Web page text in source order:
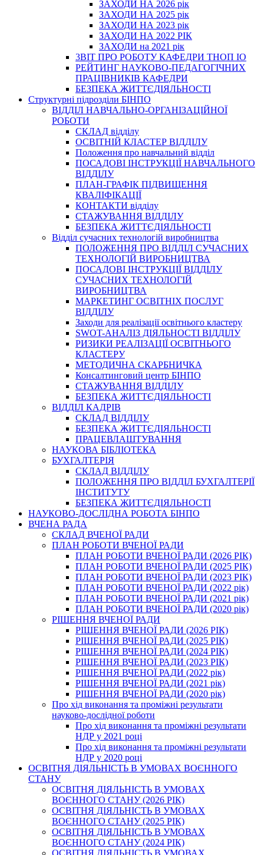
ЗАХОДИ НА 2026 рік
ЗАХОДИ НА 2025 рік
ЗАХОДИ НА 2023 рік
ЗАХОДИ НА 2022 РІК
ЗАХОДИ на 2021 рік
3BIT ПРО РОБОТУ КАФЕДРИ ТНОП ІО
РЕЙТИНГ НАУКОВО-ПЕДАГОГІЧНИХ
ПРАЦІВНИКІВ КАФЕДРИ
БЕЗПЕКА ЖИТТЄДІЯЛЬНОСТІ
Структурні підрозділи БІНПО
ВІДДІЛ НАВЧАЛЬНО-ОРГАНІЗАЦІЙНОЇ
РОБОТИ
СКЛАД відділу
ОСВІТНІЙ КЛАСТЕР ВІДДІЛУ
Положення про навчальний вiддiл
ПОСАДОВІ ІНСТРУКЦІЇ НАВЧАЛЬНОГО
ВІДДІЛУ
ПЛАН-ГРАФІК ПІДВИЩЕННЯ
КВАЛІФІКАЦІЇ
КОНТАКТИ відділу
СТАЖУВАННЯ ВІДДІЛУ
БЕЗПЕКА ЖИТТЄДІЯЛЬНОСТІ
Відділ сучасних технологій виробництва
ПОЛОЖЕННЯ ПРО ВІДДІЛ СУЧАСНИХ
ТЕХНОЛОГІЙ ВИРОБНИЦТВА
ПОСАДОВІ ІНСТРУКЦІЇ ВІДДІЛУ
СУЧАСНИХ ТЕХНОЛОГІЙ
ВИРОБНИЦТВА
МАРКЕТИНГ ОСВІТНІХ ПОСЛУГ
ВІДДІЛУ
Заходи для реалізації освітнього кластеру
SWOT-АНАЛІЗ ДІЯЛЬНОСТІ ВІДДІЛУ
РИЗИКИ РЕАЛІЗАЦІЇ ОСВІТНЬОГО
КЛАСТЕРУ
МЕТОДИЧНА СКАРБНИЧКА
Консалтинговий центр БІНПО
СТАЖУВАННЯ ВІДДІЛУ
БЕЗПЕКА ЖИТТЄДІЯЛЬНОСТІ
ВІДДІЛ КАДРІВ
СКЛАД ВІДДІЛУ
БЕЗПЕКА ЖИТТЄДІЯЛЬНОСТІ
ПРАЦЕВЛАШТУВАННЯ
НАУКОВА БІБЛІОТЕКА
БУХГАЛТЕРІЯ
СКЛАД ВІДДІЛУ
ПОЛОЖЕННЯ ПРО ВІДДІЛ БУХГАЛТЕРІЇ
ІНСТИТУТУ
БЕЗПЕКА ЖИТТЄДІЯЛЬНОСТІ
НАУКОВО-ДОСЛІДНА РОБОТА БІНПО
ВЧЕНА РАДА
СКЛАД ВЧЕНОЇ РАДИ
ПЛАН РОБОТИ ВЧЕНОЇ РАДИ
ПЛАН РОБОТИ ВЧЕНОЇ РАДИ (2026 РІК)
ПЛАН РОБОТИ ВЧЕНОЇ РАДИ (2025 РІК)
ПЛАН РОБОТИ ВЧЕНОЇ РАДИ (2023 РІК)
ПЛАН РОБОТИ ВЧЕНОЇ РАДИ (2022 рік)
ПЛАН РОБОТИ ВЧЕНОЇ РАДИ (2021 рік)
ПЛАН РОБОТИ ВЧЕНОЇ РАДИ (2020 рік)
РІШЕННЯ ВЧЕНОЇ РАДИ
РІШЕННЯ ВЧЕНОЇ РАДИ (2026 РІК)
РІШЕННЯ ВЧЕНОЇ РАДИ (2025 РІК)
РІШЕННЯ ВЧЕНОЇ РАДИ (2024 РІК)
РІШЕННЯ ВЧЕНОЇ РАДИ (2023 РІК)
РІШЕННЯ ВЧЕНОЇ РАДИ (2022 рік)
РІШЕННЯ ВЧЕНОЇ РАДИ (2021 рік)
РІШЕННЯ ВЧЕНОЇ РАДИ (2020 рік)
Про хід виконання та проміжні результати
науково-дослідної роботи
Про хід виконання та проміжні результати
НДР у 2021 році
Про хід виконання та проміжні результати
НДР у 2020 році
ОСВІТНЯ ДІЯЛЬНІСТЬ В УМОВАХ ВОЄННОГО
СТАНУ
ОСВІТНЯ ДІЯЛЬНІСТЬ В УМОВАХ
ВОЄННОГО СТАНУ (2026 РІК)
ОСВІТНЯ ДІЯЛЬНІСТЬ В УМОВАХ
ВОЄННОГО СТАНУ (2025 РІК)
ОСВІТНЯ ДІЯЛЬНІСТЬ В УМОВАХ
ВОЄННОГО СТАНУ (2024 РІК)
ОСВІТНЯ ДІЯЛЬНІСТЬ В УМОВАХ